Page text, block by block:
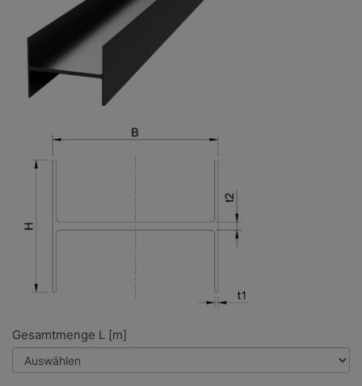
Gesamtmenge L [m]